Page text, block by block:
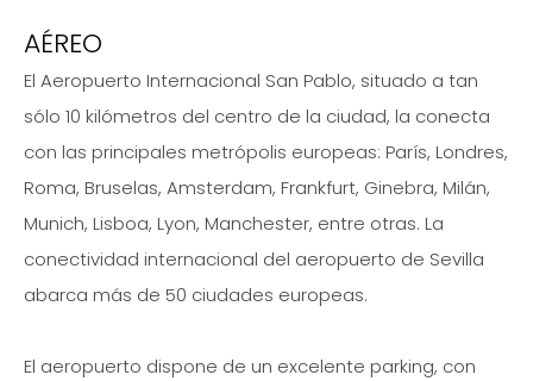
AÉREO
El Aeropuerto Internacional San Pablo, situado a tan
sólo 10 kilómetros del centro de la ciudad, la conecta
con las principales metrópolis europeas: París, Londres,
Roma, Bruselas, Amsterdam, Frankfurt, Ginebra, Milán,
Munich, Lisboa, Lyon, Manchester, entre otras. La
conectividad internacional del aeropuerto de Sevilla
abarca más de 50 ciudades europeas.
El aeropuerto dispone de un excelente parking, con